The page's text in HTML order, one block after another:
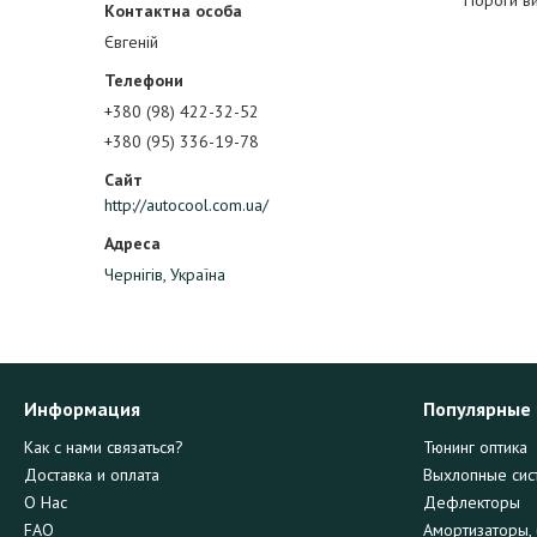
Євгеній
+380 (98) 422-32-52
+380 (95) 336-19-78
http://autocool.com.ua/
Чернігів, Україна
Информация
Как с нами связаться?
Доставка и оплата
О Нас
FAQ
Тюнинг оптика
Выхлопные
Дефлекторы
Амортизаторы,